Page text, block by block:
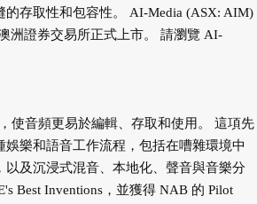
的存取性和包容性。 AI-Media (ASX: AIM)
洲證券交易所正式上市。 請瀏覽 AI-
使音頻更易於編輯、存取和使用。 這項先
樂和語音工作流程，包括在嘈雜環境中
以及沉浸式混音、本地化、聲音與音樂分
Best Inventions，並獲得 NAB 的 Pilot